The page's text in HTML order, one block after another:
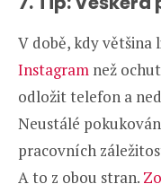
V době, kdy
Instagram než
odložit telefon a
Neustálé
pracovních
A to z obou stran.